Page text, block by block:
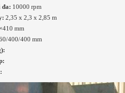
đa: 10000 rpm
2,35 x 2,3 x 2,85 m
mm
400/400 mm